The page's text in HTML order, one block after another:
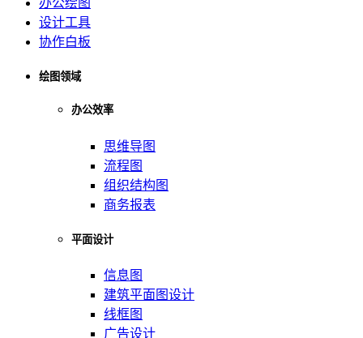
办公绘图
设计工具
协作白板
绘图领域
办公效率
思维导图
流程图
组织结构图
商务报表
平面设计
信息图
建筑平面图设计
线框图
广告设计